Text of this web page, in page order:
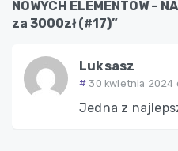
NOWYCH ELEMENTÓW –
za 3000zł (#17)”
Luksasz
30 kwietnia 2024
Jedna z